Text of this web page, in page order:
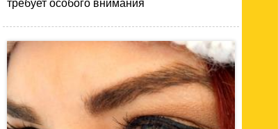
требует особого внимания